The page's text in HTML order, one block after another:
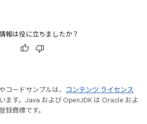
報は役に立ちましたか？
コードサンプルは、
コンテンツ ライセンス
ます。Java および OpenJDK は Oracle およ
録商標です。